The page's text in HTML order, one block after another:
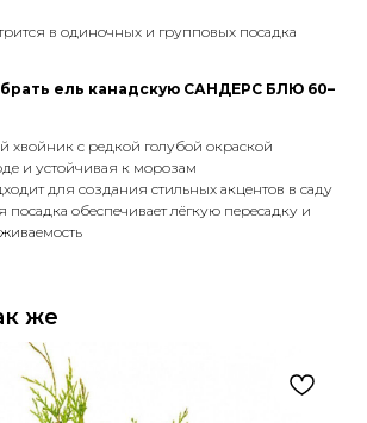
в одиночных и групповых посадка
ель канадскую САНДЕРС БЛЮ 60–
хвойник с редкой голубой окраской
и устойчивая к морозам
для создания стильных акцентов в саду
посадка обеспечивает лёгкую пересадку и
же